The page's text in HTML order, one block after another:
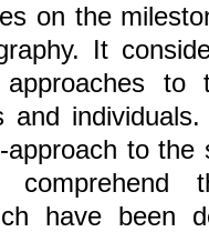
on the
It
approaches
and
approach to
have been